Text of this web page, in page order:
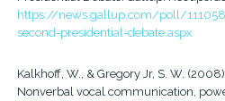
https://news.gallup.com/poll/
second-presidential-debate.aspx
Kalkhoff, W., & Gregory Jr, S. W.
Nonverbal vocal communication,